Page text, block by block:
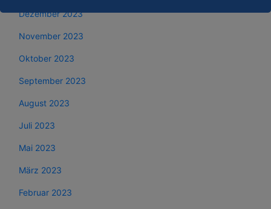
Dezember 2023
November 2023
Oktober 2023
September 2023
August 2023
Juli 2023
Mai 2023
März 2023
Februar 2023